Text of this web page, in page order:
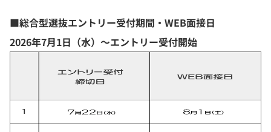
■総合型選抜エントリー受付期間・WEB面接日
2026年7月1日（水）〜エントリー受付開始